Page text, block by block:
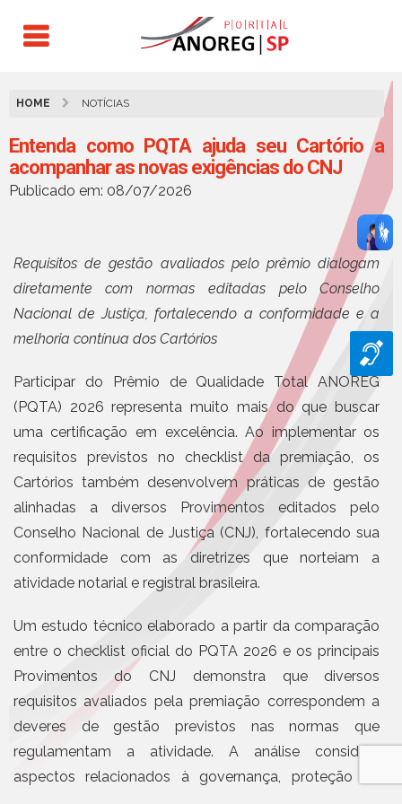
HOME NOTÍCIAS
Entenda como PQTA ajuda seu Cartório a
acompanhar as novas exigências do CNJ
Publicado em: 08/07/2026
Requisitos de gestão avaliados pelo prêmio dialogam
diretamente com normas editadas pelo Conselho
Nacional de Justiça, fortalecendo a conformidade e a
melhoria contínua dos Cartórios
Participar do Prêmio de Qualidade Total ANOREG
(PQTA) 2026 representa muito mais do que buscar
uma certificação em excelência. Ao implementar os
requisitos previstos no checklist da premiação, os
Cartórios também desenvolvem práticas de gestão
alinhadas a diversos Provimentos editados pelo
Conselho Nacional de Justiça (CNJ), fortalecendo sua
conformidade com as diretrizes que norteiam a
atividade notarial e registral brasileira.
Um estudo técnico elaborado a partir da comparação
entre o checklist oficial do PQTA 2026 e os principais
Provimentos do CNJ demonstra que diversos
requisitos avaliados pela premiação correspondem a
deveres de gestão previstos nas normas que
regulamentam a atividade. A análise considera
aspectos relacionados à governança, proteção de